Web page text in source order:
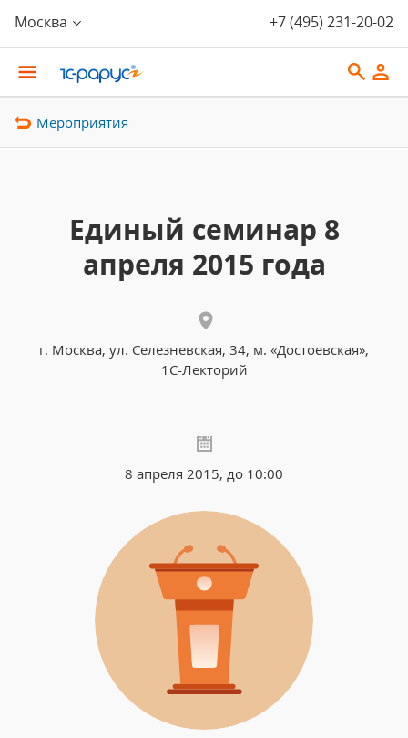
Москва +7 (495) 231-20-02
Мероприятия
Единый семинар 8
апреля 2015 года
г. Москва, ул. Селезневская, 34, м. «Достоевская»,
1С-Лекторий
8 апреля 2015, до 10:00